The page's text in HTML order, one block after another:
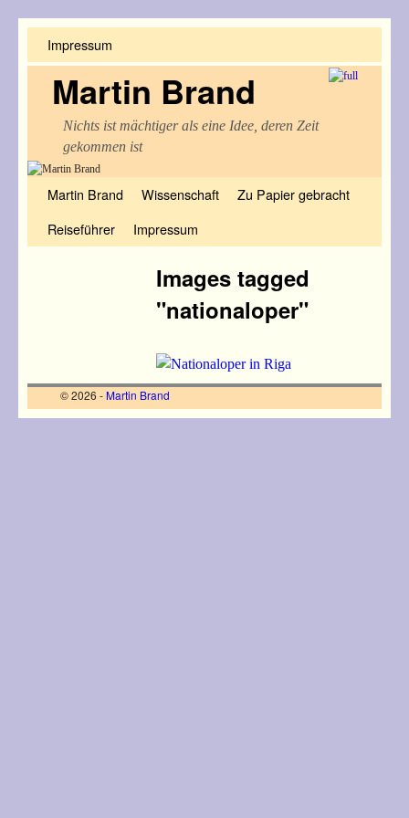
Impressum
Martin Brand
Nichts ist mächtiger als eine Idee, deren Zeit
gekommen ist
Martin Brand Wissenschaft
Zu Papier gebracht
Reiseführer
Impressum
Images tagged
"nationaloper"
© 2026 -Martin Brand